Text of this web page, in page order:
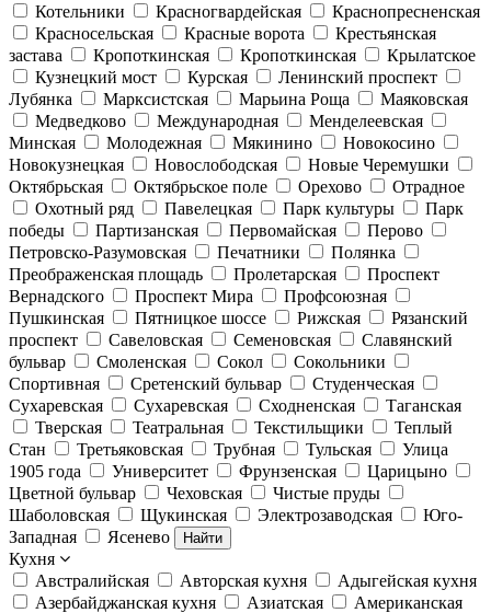
Котельники
Красногвардейская
Краснопресненская
Красносельская
Красные ворота
Крестьянская
застава
Кропоткинская Кропоткинская
Крылатское
Кузнецкий мост
Курская
Ленинский проспект
Лубянка
Марксистская Марьина Роща
Маяковская
Медведково
Международная
Менделеевская
Минская
Молодежная Мякинино
Новокосино
Новокузнецкая
Новослободская
Новые Черемушки
Октябрьская
Октябрьское поле Орехово
Отрадное
Охотный ряд
Павелецкая Парк культуры
Парк
победы
Партизанская Первомайская
Перово
Петровско-Разумовская
Печатники
Полянка
Преображенская площадь
Пролетарская
Проспект
Вернадского
Проспект Мира
Профсоюзная
Пушкинская
Пятницкое шоссе Рижская
Рязанский
проспект
Савеловская Семеновская
Славянский
бульвар
Смоленская Сокол
Сокольники
Спортивная
Сретенский бульвар
Студенческая
Сухаревская
Сухаревская Сходненская
Таганская
Тверская
Театральная Текстильщики
Теплый
Стан
Третьяковская Трубная Тульская
Улица
1905 года
Университет Фрунзенская
Царицыно
Цветной бульвар
Чеховская
Чистые пруды
Шаболовская
Щукинская Электрозаводская
Юго-
Западная
Ясенево Найти
Кухня
Австралийская
Авторская кухня
Адыгейская кухня
Азербайджанская кухня
Азиатская
Американская